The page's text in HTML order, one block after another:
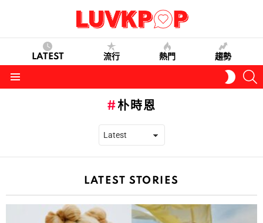
LATEST 流行 熱門 趨勢
SKIN
朴時恩
LATEST STORIES